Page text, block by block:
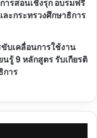
ารสอนเชิงรุก อบรมฟรี
ละกระทรวงศึกษาธิการ
บเคลื่อนการใช้งาน
รู้ 9 หลักสูตร รับเกียรติ
การ